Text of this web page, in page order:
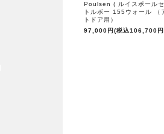
Poulsen ( ルイスポール
トルボー 155ウォール （
トドア用）
97,000円(税込106,700